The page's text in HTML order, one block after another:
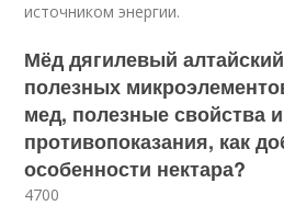
источником энергии.
Мёд дягилевый
полезных
мед, полезные свойства и
противопоказания, как
особенности нектара?
4700